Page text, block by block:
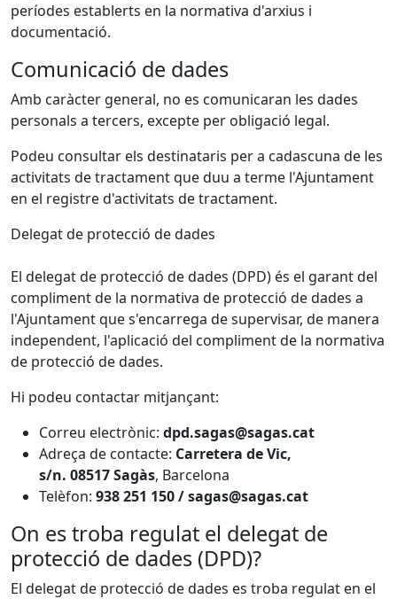
períodes establerts en la normativa d'arxius i
documentació.
Comunicació de dades
Amb caràcter general, no es comunicaran les dades
personals a tercers, excepte per obligació legal.
Podeu consultar els destinataris per a cadascuna de les
activitats de tractament que duu a terme l'Ajuntament
en el registre d'activitats de tractament.
Delegat de protecció de dades
El delegat de protecció de dades (DPD) és el garant del
compliment de la normativa de protecció de dades a
l'Ajuntament que s'encarrega de supervisar, de manera
independent, l'aplicació del compliment de la normativa
de protecció de dades.
Hi podeu contactar mitjançant:
Correu electrònic: dpd.sagas@sagas.cat
Adreça de contacte: Carretera de Vic,
s/n. 08517 Sagàs, Barcelona
Telèfon: 938 251 150 / sagas@sagas.cat
On es troba regulat el delegat de
protecció de dades (DPD)?
El delegat de protecció de dades es troba regulat en el